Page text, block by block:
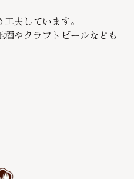
夫しています。
やクラフトビールなども